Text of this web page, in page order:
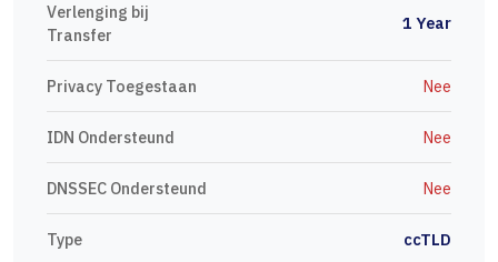
Verlenging bij
Transfer
1 Year
Privacy Toegestaan Nee
IDN Ondersteund Nee
DNSSEC Ondersteund Nee
Type ccTLD